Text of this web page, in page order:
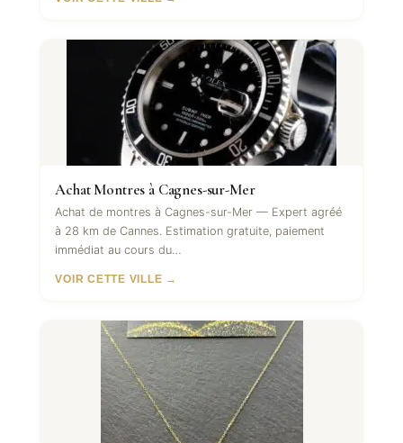
Achat Montres à Cagnes-sur-Mer
Achat de montres à Cagnes-sur-Mer — Expert agréé
à 28 km de Cannes. Estimation gratuite, paiement
immédiat au cours du…
VOIR CETTE VILLE →